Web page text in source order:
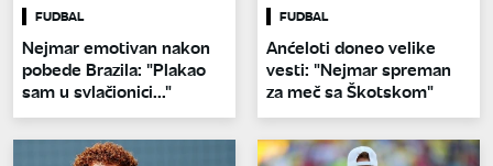
FUDBAL
Nejmar emotivan nakon
pobede Brazila: "Plakao
sam u svlačionici..."
FUDBAL
Anćeloti doneo velike
vesti: "Nejmar spreman
za meč sa Škotskom"